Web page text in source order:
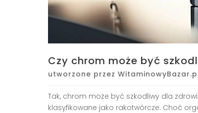
Czy chrom może być
utworzone przez
Tak, chrom może być szkodliwy dla
klasyfikowane jako rakotwórcze. Choć